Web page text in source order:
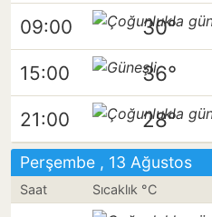
09:00 30°
15:00 36°
21:00 28°
Perşembe , 13 Ağustos
Saat Sıcaklık °C